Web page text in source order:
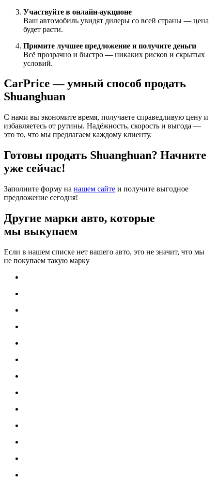
Участвуйте в онлайн-аукционе
Ваш автомобиль увидят дилеры со всей страны — цена
будет расти.
Примите лучшее предложение и получите деньги
Всё прозрачно и быстро — никаких рисков и скрытых
условий.
CarPrice — умный способ продать
Shuanghuan
С нами вы экономите время, получаете справедливую цену и
избавляетесь от рутины. Надёжность, скорость и выгода —
это то, что мы предлагаем каждому клиенту.
Готовы продать Shuanghuan? Начните
уже сейчас!
Заполните форму на нашем сайте и получите выгодное
предложение сегодня!
Другие марки авто, которые
мы выкупаем
Если в нашем списке нет вашего авто, это не значит, что мы
не покупаем такую марку